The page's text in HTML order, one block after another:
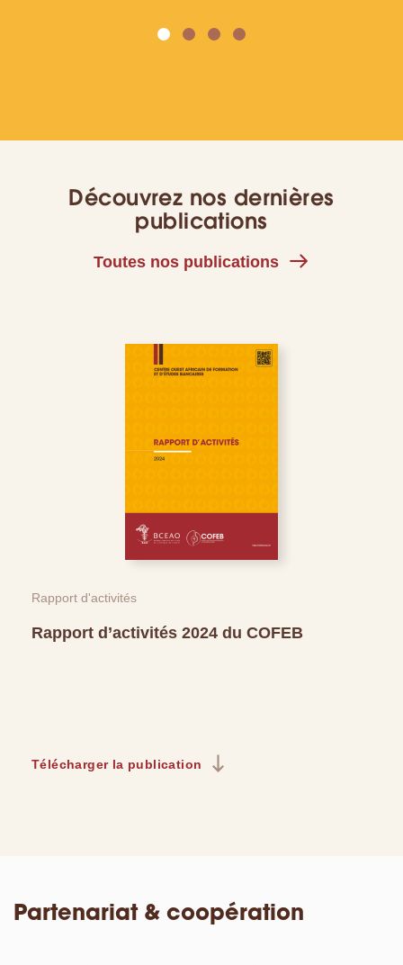
Découvrez nos dernières
publications
Toutes nos publications
Rapport d'activités
Rapport d’activités 2024 du COFEB
Télécharger la publication
Partenariat & coopération